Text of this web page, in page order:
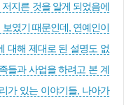
지른 것을 알게 되었음에
였기 때문인데, 연예인이
대해 제대로 된 설명도 없
들과 사업을 하려고 본 계
가 있는 이야기들, 나아가